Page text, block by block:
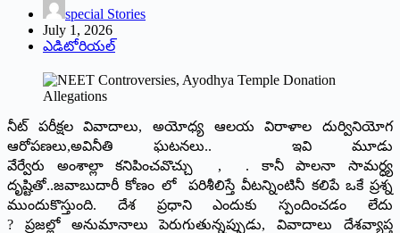
special Stories
July 1, 2026
ఎడిటోరియల్
నీట్ పరీక్షల వివాదాలు, అయోధ్య ఆలయ విరాళాల దుర్వినియోగ
ఆరోపణలు,అవినీతి ఘటనలు.. ఇవి మూడు
వేర్వేరు అంశాల్లా కనిపించవొచ్చు , . కానీ పాలనా సామర్ధ్య
దృష్టితో..జవాబుదారీ కోణం లో పరిశీలిస్తే వీటన్నింటినీ కలిపే ఒకే ప్రశ్న
ముందుకొస్తుంది. దేశ ప్రధాని ఎందుకు స్పందించడం లేదు
? ప్రజల్లో అనుమానాలు పెరుగుతున్నప్పుడు, వివాదాలు దేశవ్యాప్త